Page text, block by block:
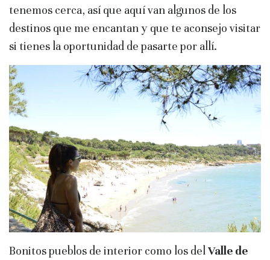
tenemos cerca, así que aquí van algunos de los
destinos que me encantan y que te aconsejo visitar
si tienes la oportunidad de pasarte por allí.
Bonitos pueblos de interior como los delValle de